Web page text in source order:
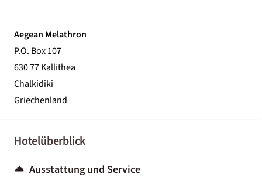
Aegean Melathron
P.O. Box 107
630 77 Kallithea
Chalkidiki
Griechenland
Hotelüberblick
Ausstattung und Service